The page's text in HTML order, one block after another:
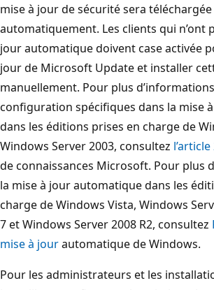
mise à jour de sécurité sera
automatiquement. Les clients qui n’ont
jour automatique doivent case activée
jour de Microsoft Update et installer
manuellement. Pour plus
configuration spécifiques dans la mise
dans les éditions prises en charge de
Windows Server 2003, consultez l’article
de connaissances Microsoft. Pour plus
la mise à jour automatique dans les
charge de Windows Vista, Windows
7 et Windows Server 2008 R2, consultez
mise à jourautomatique de Windows.
Pour les administrateurs et les